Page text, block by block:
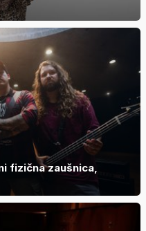
fizična zaušnica,